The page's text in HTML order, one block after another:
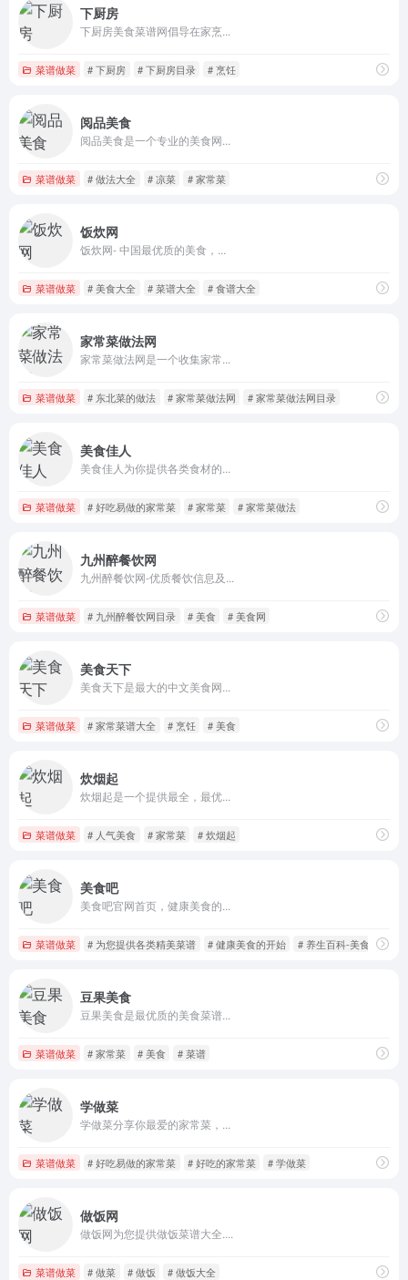
下厨房
下厨房美食菜谱网倡导在家烹...
菜谱做菜 # 下厨房 # 下厨房目录 # 烹饪
阅品美食
阅品美食是一个专业的美食网...
菜谱做菜 # 做法大全 # 凉菜 # 家常菜
饭炊网
饭炊网- 中国最优质的美食，...
菜谱做菜 # 美食大全 # 菜谱大全 # 食谱大全
家常菜做法网
家常菜做法网是一个收集家常...
菜谱做菜 # 东北菜的做法 # 家常菜做法网 # 家常菜做法网目录
美食佳人
美食佳人为你提供各类食材的...
菜谱做菜 # 好吃易做的家常菜 # 家常菜 # 家常菜做法
九州醉餐饮网
九州醉餐饮网-优质餐饮信息及...
菜谱做菜 # 九州醉餐饮网目录 # 美食 # 美食网
美食天下
美食天下是最大的中文美食网...
菜谱做菜 # 家常菜谱大全 # 烹饪 # 美食
炊烟起
炊烟起是一个提供最全，最优...
菜谱做菜 # 人气美食 # 家常菜 # 炊烟起
美食吧
美食吧官网首页，健康美食的...
菜谱做菜 # 为您提供各类精美菜谱 # 健康美食的开始 # 养生百科-美食吧
豆果美食
豆果美食是最优质的美食菜谱...
菜谱做菜 # 家常菜 # 美食 # 菜谱
学做菜
学做菜分享你最爱的家常菜，...
菜谱做菜 # 好吃易做的家常菜 # 好吃的家常菜 # 学做菜
做饭网
做饭网为您提供做饭菜谱大全....
菜谱做菜 # 做菜 # 做饭 # 做饭大全